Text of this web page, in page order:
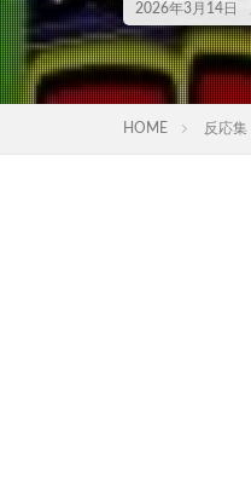
2026年3月14日
HOME 反応集